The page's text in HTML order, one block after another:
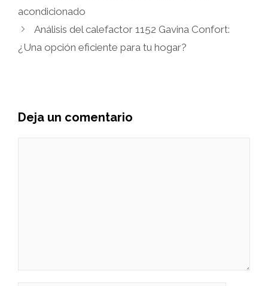
acondicionado
Análisis del calefactor 1152 Gavina Confort:
¿Una opción eficiente para tu hogar?
Deja un comentario